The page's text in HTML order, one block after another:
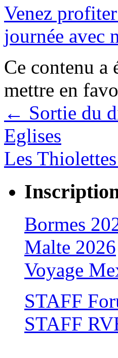
Venez
journée avec
Ce contenu a
mettre en
← Sortie du
Eglises
Les
Bormes
Malte 2026
Voyage
STAFF
STAFF